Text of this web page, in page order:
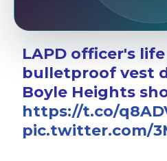
LAPD officer's
bulletproof vest
Boyle Heights
https://t.co/
pic.twitter.com/